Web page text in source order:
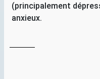
(principalement
anxieux.